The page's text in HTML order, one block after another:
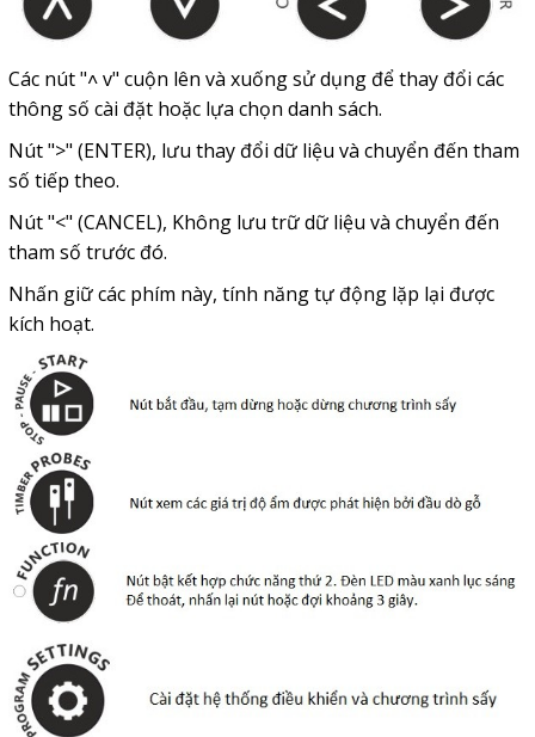
Các nút "˄ v" cuộn lên và xuống sử dụng để thay đổi các
thông số cài đặt hoặc lựa chọn danh sách.
Nút ">" (ENTER), lưu thay đổi dữ liệu và chuyển đến tham
số tiếp theo.
Nút "<" (CANCEL), Không lưu trữ dữ liệu và chuyển đến
tham số trước đó.
Nhấn giữ các phím này, tính năng tự động lặp lại được
kích hoạt.